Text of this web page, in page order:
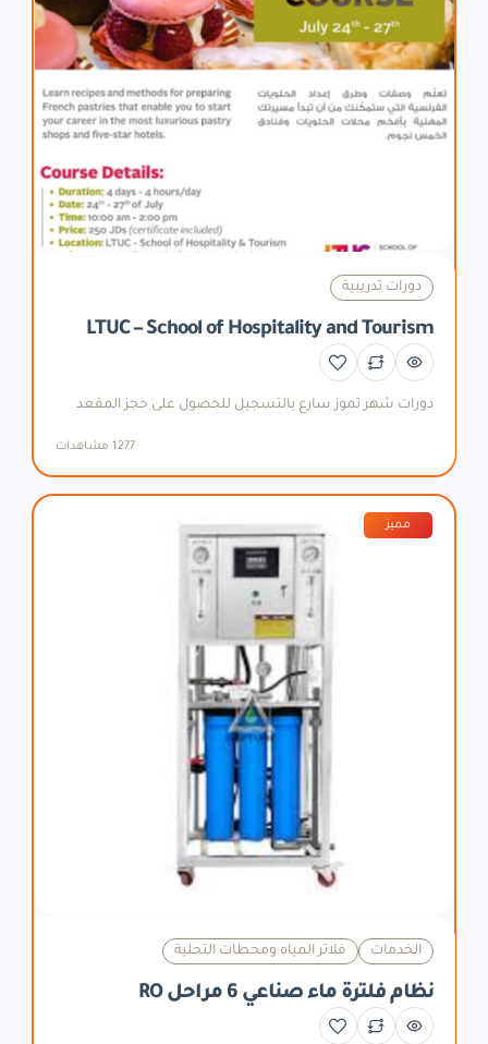
دورات تدريبية
LTUC – School of Hospitality and Tourism
دورات شهر تموز سارع بالتسجيل للحصول على حجز المقعد
1277 مشاهدات
مميز
الخدمات فلاتر المياه ومحطات التحلية
نظام فلترة ماء صناعي 6 مراحل RO